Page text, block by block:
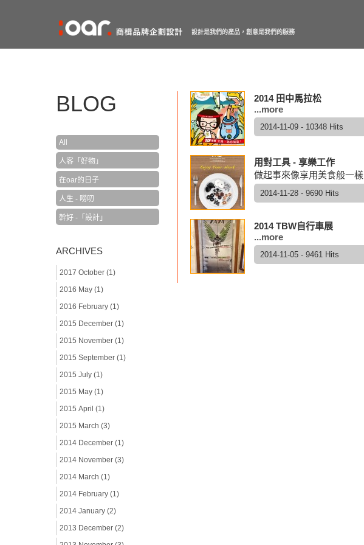
設計是我們的產品，創意是我們的服務
BLOG
All
人客「好物」
在oar的日子
人生 - 嘮叨
幹好 -「設計」
ARCHIVES
2017 October (1)
2016 May (1)
2016 February (1)
2015 December (1)
2015 November (1)
2015 September (1)
2015 July (1)
2015 May (1)
2015 April (1)
2015 March (3)
2014 December (1)
2014 November (3)
2014 March (1)
2014 February (1)
2014 January (2)
2013 December (2)
2014 田中馬拉松
...more
2014-11-09 - 10348 Hits
用對工具 - 享樂工作
做起事來像享用美食般一樣
2014-11-28 - 9690 Hits
2014 TBW自行車展
...more
2014-11-05 - 9461 Hits